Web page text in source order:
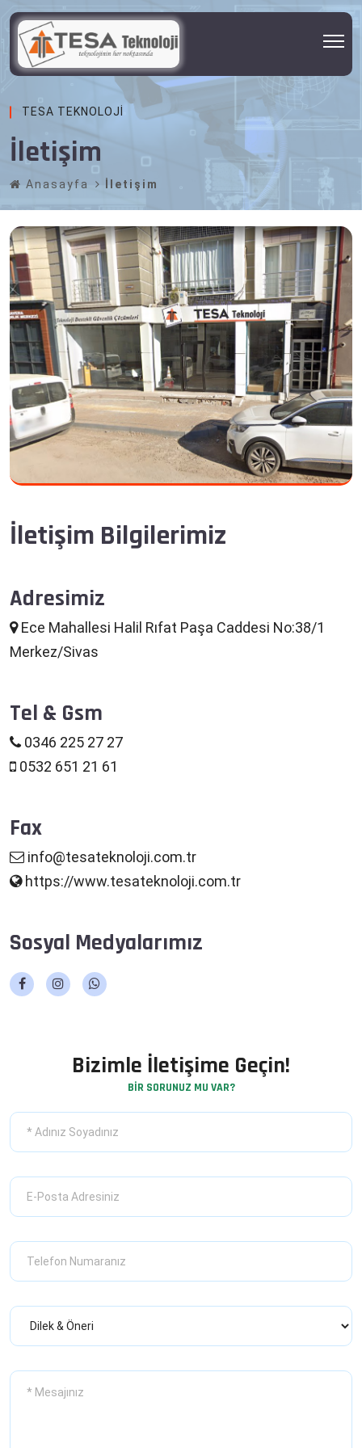
TESA TEKNOLOJI
İletişim
Anasayfa İletişim
İletişim Bilgilerimiz
Adresimiz
Ece Mahallesi Halil Rıfat Paşa Caddesi No:38/1
Merkez/Sivas
Tel & Gsm
0346 225 27 27
0532 651 21 61
Fax
info@tesateknoloji.com.tr
https://www.tesateknoloji.com.tr
Sosyal Medyalarımız
Bizimle İletişime Geçin!
BİR SORUNUZ MU VAR?